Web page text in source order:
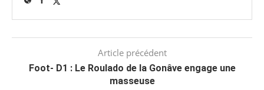
Article précédent
Foot- D1 : Le Roulado de la Gonâve engage une
masseuse